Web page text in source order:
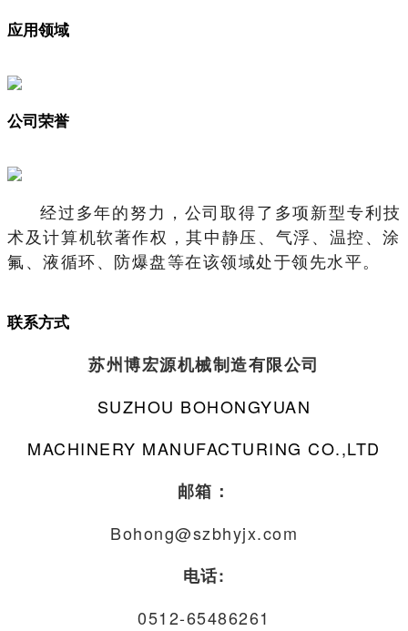
应用领域
公司荣誉
经过多年的努力，公司取得了多项新型专利技
术及计算机软著作权，其中静压、气浮、温控、涂
氟、液循环、防爆盘等在该领域处于领先水平。
联系方式
苏州博宏源机械制造有限公司
SUZHOU BOHONGYUAN
MACHINERY MANUFACTURING CO.,LTD
邮箱：
Bohong@szbhyjx.com
电话:
0512-65486261